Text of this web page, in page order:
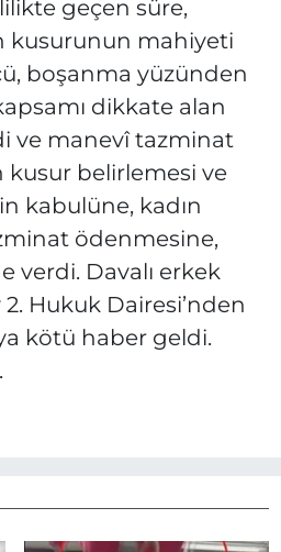
geçen süre,
kusurunun mahiyeti
boşanma yüzünden
dikkate alan
ve manevî tazminat
kusur belirlemesi ve
kabulüne, kadın
ödenmesine,
Davalı erkek
Hukuk Dairesi’nden
kötü haber geldi.